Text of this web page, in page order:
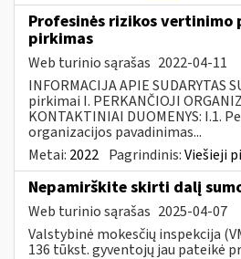
Profesinės rizikos vertinimo
pirkimas
Web turinio sąrašas 2022-04-11
INFORMACIJA APIE SUDARYTAS
pirkimai I. PERKANČIOJI
KONTAKTINIAI DUOMENYS: I.1.
organizacijos pavadinimas...
Metai: 2022 Pagrindinis:Viešieji
Nepamirškite skirti dalį
Web turinio sąrašas 2025-04-07
Valstybinė mokesčių inspekcija
136 tūkst. gyventojų jau pateikė